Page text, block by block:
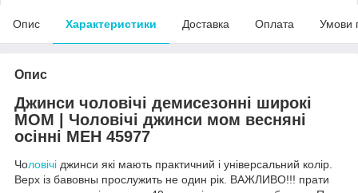
Опис Характеристики Доставка Оплата Умови
Опис
Джинси чоловічі демисезонні широкі
МОМ | Чоловічі джинси мом весняні
осінні МЕН 45977
Чоловічі джинси які мають практичний і універсальний колір.
Верх із бавовны прослужить не один рік. ВАЖЛИВО!!! прати